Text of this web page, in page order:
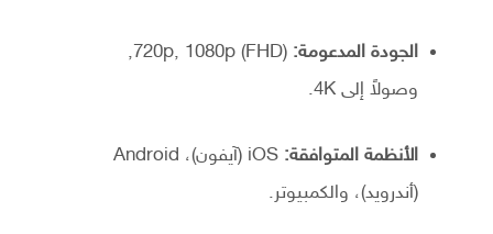
الجودة المدعومة:
720p, 1080p (FHD),
وصولاً إلى 4K.
الأنظمة المتوافقة:
iOS (آيفون)، Android
(أندرويد)، والكمبيوتر.